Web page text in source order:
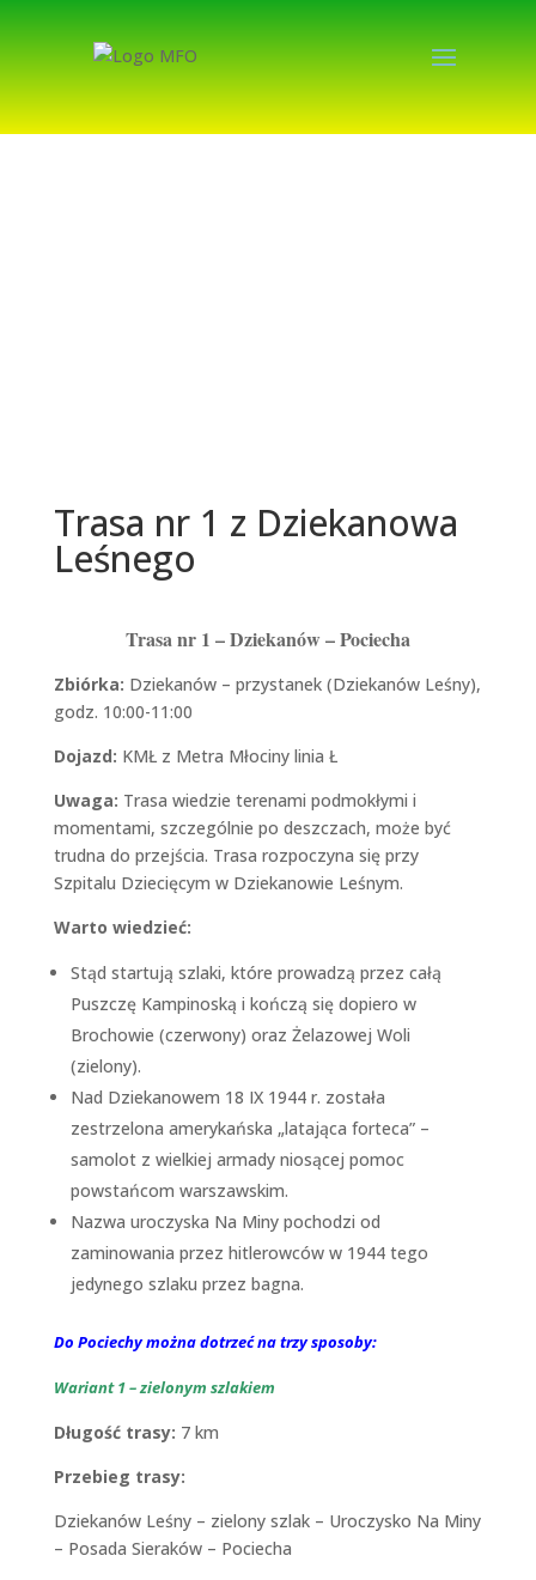
Trasa nr 1 z Dziekanowa
Leśnego
Trasa nr 1 – Dziekanów – Pociecha
Zbiórka: Dziekanów – przystanek (Dziekanów Leśny),
godz. 10:00-11:00
Dojazd: KMŁ z Metra Młociny linia Ł
Uwaga: Trasa wiedzie terenami podmokłymi i
momentami, szczególnie po deszczach, może być
trudna do przejścia. Trasa rozpoczyna się przy
Szpitalu Dziecięcym w Dziekanowie Leśnym.
Warto wiedzieć:
Stąd startują szlaki, które prowadzą przez całą
Puszczę Kampinoską i kończą się dopiero w
Brochowie (czerwony) oraz Żelazowej Woli
(zielony).
Nad Dziekanowem 18 IX 1944 r. została
zestrzelona amerykańska „latająca forteca” –
samolot z wielkiej armady niosącej pomoc
powstańcom warszawskim.
Nazwa uroczyska Na Miny pochodzi od
zaminowania przez hitlerowców w 1944 tego
jedynego szlaku przez bagna.
Do Pociechy można dotrzeć na trzy sposoby:
Wariant 1 – zielonym szlakiem
Długość trasy: 7 km
Przebieg trasy:
Dziekanów Leśny – zielony szlak – Uroczysko Na Miny
– Posada Sieraków – Pociecha